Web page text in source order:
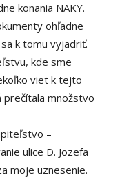
konania NAKY.
ohľadne
k tomu vyjadriť.
kde sme
viet k tejto
množstvo
–
ulice D. Jozefa
moje uznesenie.